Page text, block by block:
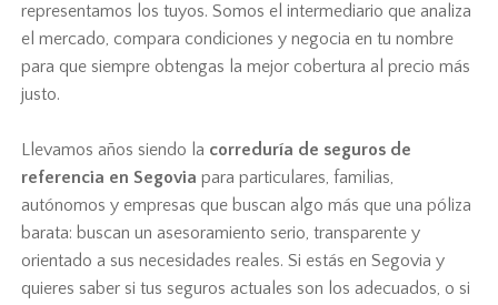
representamos los tuyos. Somos el intermediario que analiza
el mercado, compara condiciones y negocia en tu nombre
para que siempre obtengas la mejor cobertura al precio más
justo.
Llevamos años siendo la correduría de seguros de
referencia en Segovia para particulares, familias,
autónomos y empresas que buscan algo más que una póliza
barata: buscan un asesoramiento serio, transparente y
orientado a sus necesidades reales. Si estás en Segovia y
quieres saber si tus seguros actuales son los adecuados, o si